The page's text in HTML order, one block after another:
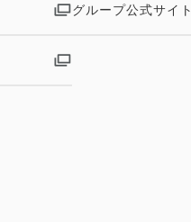
グループ公式サイト